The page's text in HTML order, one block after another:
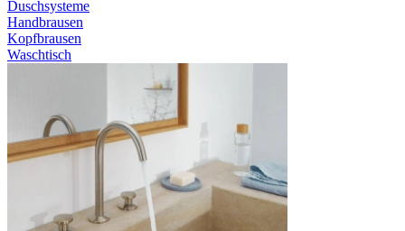
Duschsysteme
Handbrausen
Kopfbrausen
Waschtisch